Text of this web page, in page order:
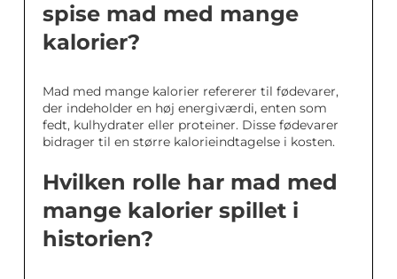
spise mad med mange
kalorier?
Mad med mange kalorier refererer til fødevarer,
der indeholder en høj energiværdi, enten som
fedt, kulhydrater eller proteiner. Disse fødevarer
bidrager til en større kalorieindtagelse i kosten.
Hvilken rolle har mad med
mange kalorier spillet i
historien?